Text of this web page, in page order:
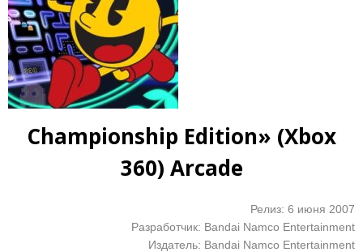
Championship Edition» (Xbox
360) Arcade
Релиз: 6 июня 2007
Разработчик: Bandai Namco Entertainment
Издатель: Bandai Namco Entertainment